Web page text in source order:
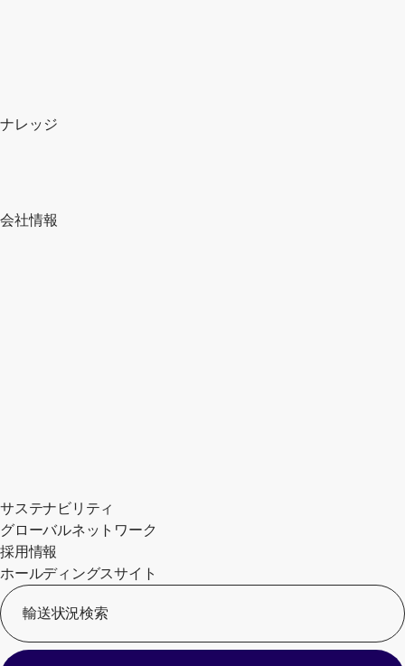
ナレッジ
会社情報
サステナビリティ
グローバルネットワーク
採用情報
ホールディングスサイト
輸送状況検索
[